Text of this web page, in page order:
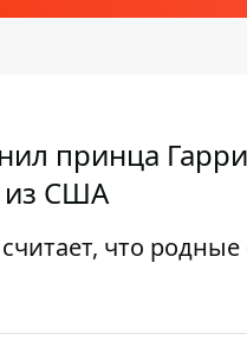
принца
из США
что